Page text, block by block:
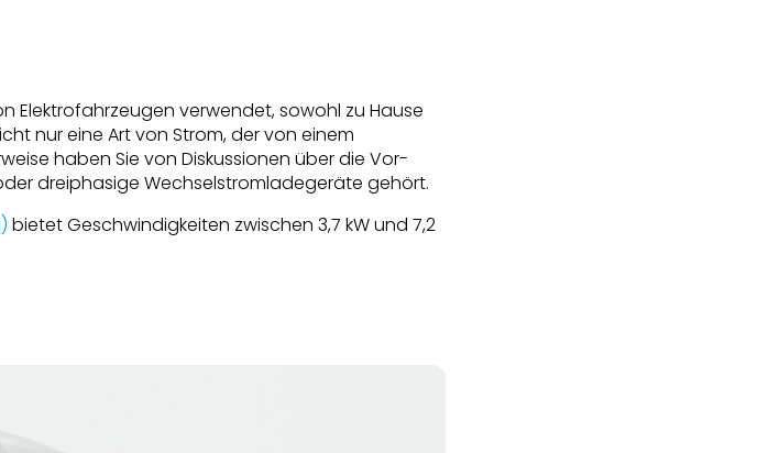
Elektrofahrzeugen verwendet, sowohl zu Hause
nur eine Art von Strom, der von einem
haben Sie von Diskussionen über die Vor-
dreiphasige Wechselstromladegeräte gehört.
bietet Geschwindigkeiten zwischen 3,7 kW und 7,2